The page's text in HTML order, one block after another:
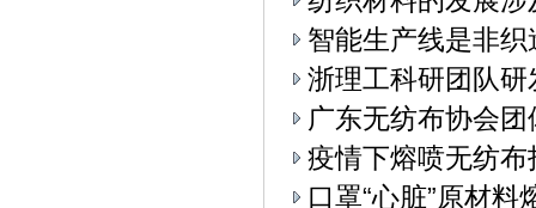
智能生产线是非
浙理工科研团队
广东无纺布协会
疫情下熔喷无纺
口罩“心脏”原材料